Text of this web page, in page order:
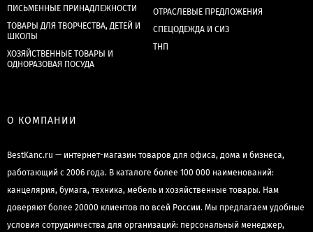
ПИСЬМЕННЫЕ ПРИНАДЛЕЖНОСТИ
ТОВАРЫ ДЛЯ ТВОРЧЕСТВА, ДЕТЕЙ И
ШКОЛЫ
ХОЗЯЙСТВЕННЫЕ ТОВАРЫ И
ОДНОРАЗОВАЯ ПОСУДА
ОТРАСЛЕВЫЕ ПРЕДЛОЖЕНИЯ
СПЕЦОДЕЖДА И СИЗ
ТНП
О КОМПАНИИ
BestKanc.ru — интернет-магазин товаров для офиса, дома и бизнеса,
работающий с 2006 года. В каталоге более 100 000 наименований:
канцелярия, бумага, техника, мебель и хозяйственные товары. Нам
доверяют более 20000 клиентов по всей России. Мы предлагаем удобные
условия сотрудничества для организаций: персональный менеджер,